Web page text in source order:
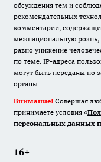
обсуждения тем и
рекомендательных
комментарии,
межнациональную рознь,
равно унижение
по теме. IP-адреса
могут быть переданы по
органы.
Внимание! Совершая
принимаете условия «
персональных данных
16+